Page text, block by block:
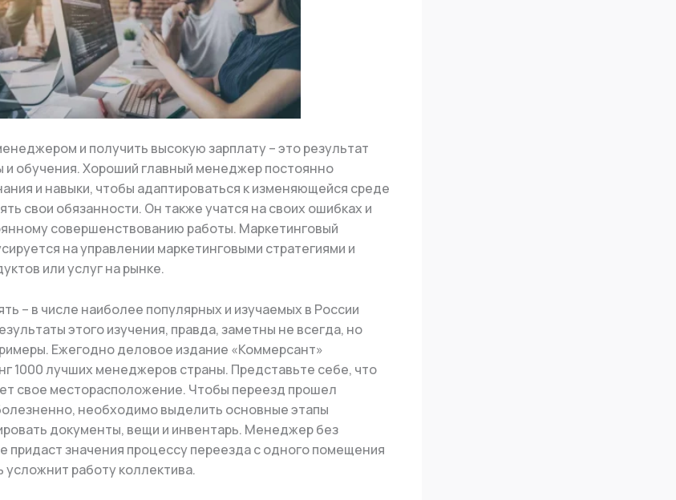
и получить высокую зарплату – это результат
и обучения. Хороший главный менеджер постоянно
и навыки, чтобы адаптироваться к изменяющейся среде
свои обязанности. Он также учатся на своих ошибках и
совершенствованию работы. Маркетинговый
на управлении маркетинговыми стратегиями и
или услуг на рынке.
– в числе наиболее популярных и изучаемых в России
этого изучения, правда, заметны не всегда, но
Ежегодно деловое издание «Коммерсант»
1000 лучших менеджеров страны. Представьте себе, что
свое месторасположение. Чтобы переезд прошел
необходимо выделить основные этапы
документы, вещи и инвентарь. Менеджер без
придаст значения процессу переезда с одного помещения
усложнит работу коллектива.